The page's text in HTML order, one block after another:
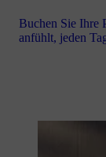
Buchen Sie Ihre
anfühlt, jeden